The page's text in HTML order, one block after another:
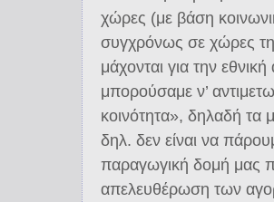
χώρες (με βάση
συγχρόνως σε χώρες
μάχονται για την
μπορούσαμε ν’
κοινότητα», δηλαδή τα
δηλ. δεν είναι να
παραγωγική δομή μας
απελευθέρωση των